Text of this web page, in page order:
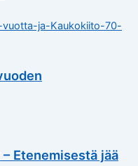
Etenemisestä jää